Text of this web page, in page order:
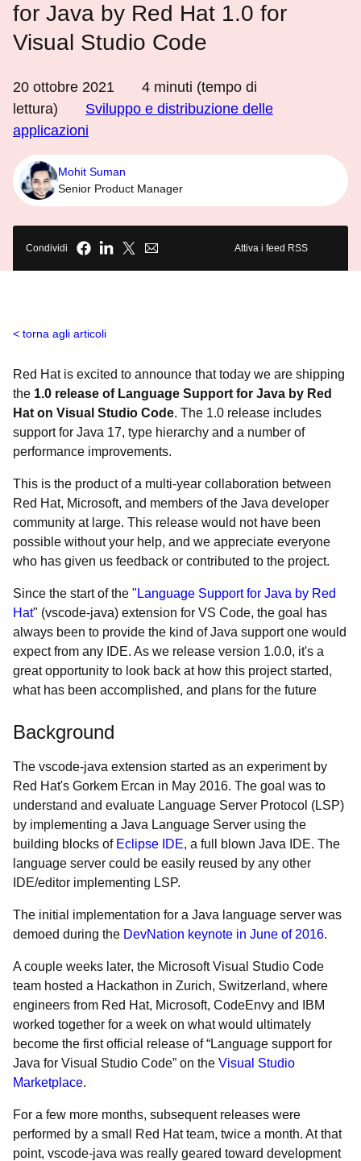
for Java by Red Hat 1.0 for
Visual Studio Code
20 ottobre 2021 4 minuti (tempo di
lettura)
Sviluppo e distribuzione delle
applicazioni
Mohit Suman
Senior Product Manager
Condividi Attiva i feed RSS
torna agli articoli
Red Hat is excited to announce that today we are shipping
the 1.0 release of Language Support for Java by Red
Hat on Visual Studio Code. The 1.0 release includes
support for Java 17, type hierarchy and a number of
performance improvements.
This is the product of a multi-year collaboration between
Red Hat, Microsoft, and members of the Java developer
community at large. This release would not have been
possible without your help, and we appreciate everyone
who has given us feedback or contributed to the project.
Since the start of the " Language Support for Java by Red
Hat" (vscode-java) extension for VS Code, the goal has
always been to provide the kind of Java support one would
expect from any IDE. As we release version 1.0.0, it's a
great opportunity to look back at how this project started,
what has been accomplished, and plans for the future
Background
The vscode-java extension started as an experiment by
Red Hat's Gorkem Ercan in May 2016. The goal was to
understand and evaluate Language Server Protocol (LSP)
by implementing a Java Language Server using the
building blocks of Eclipse IDE, a full blown Java IDE. The
language server could be easily reused by any other
IDE/editor implementing LSP.
The initial implementation for a Java language server was
demoed during the DevNation keynote in June of 2016.
A couple weeks later, the Microsoft Visual Studio Code
team hosted a Hackathon in Zurich, Switzerland, where
engineers from Red Hat, Microsoft, CodeEnvy and IBM
worked together for a week on what would ultimately
become the first official release of “Language support for
Java for Visual Studio Code” on the Visual Studio
Marketplace.
For a few more months, subsequent releases were
performed by a small Red Hat team, twice a month. At that
point, vscode-java was really geared toward development